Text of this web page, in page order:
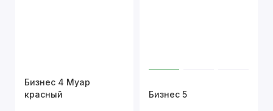
Бизнес 4 Муар
красный
Бизнес 5